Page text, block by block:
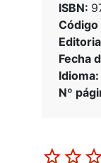
ISBN:
Fecha
Idioma:
Nº